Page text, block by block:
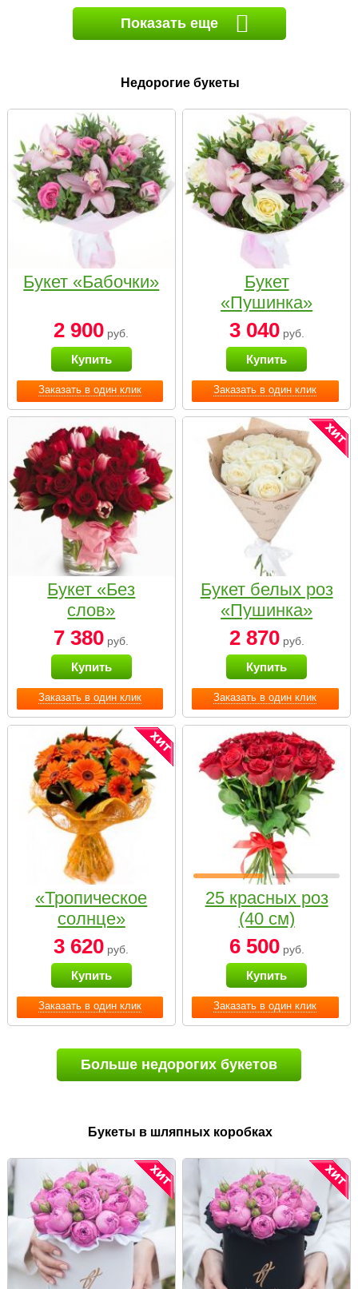
Показать еще
Недорогие букеты
Заказать в один клик
Букет «Бабочки»
2 900 руб.
Купить
Заказать в один клик
Букет
«Пушинка»
3 040руб.
Купить
Заказать в один клик
Букет «Без
слов»
7 380 руб.
Купить
Заказать в один клик
Букет белых роз
«Пушинка»
2 870руб.
Купить
Заказать в один клик
«Тропическое
солнце»
3 620 руб.
Купить
Заказать в один клик
25 красных роз
(40 см)
6 500руб.
Купить
Больше недорогих букетов
Букеты в шляпных коробках